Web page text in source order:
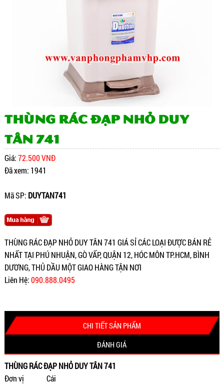
THÙNG RÁC ĐẠP NHỎ DUY
TÂN 741
Giá:72.500 VNĐ
Đã xem: 1941
Mã SP: DUYTAN741
THÙNG RÁC ĐẠP NHỎ DUY TÂN 741 GIÁ SỈ CÁC LOẠI ĐƯỢC BÁN RẺ
NHẤT TẠI PHÚ NHUẬN, GÒ VẤP, QUẬN 12, HÓC MÔN TP.HCM, BÌNH
DƯƠNG, THỦ DẦU MỘT GIAO HÀNG TẬN NƠI
Liên Hệ:090.888.0495
CHI TIẾT SẢN PHẨM
ĐÁNH GIÁ
THÙNG RÁC ĐẠP NHỎ DUY TÂN 741
Đơn vị Cái